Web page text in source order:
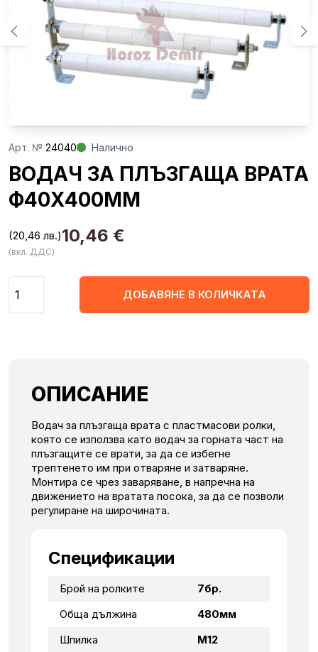
Aрт. № 24040 Налично
ВОДАЧ ЗА ПЛЪЗГАЩА ВРАТА
Ф40Х400ММ
10,46 €
(20,46 лв.)
(вкл. ДДС)
ДОБАВЯНЕ В КОЛИЧКАТА
ОПИСАНИЕ
Водач за плъзгаща врата с пластмасови ролки,
която се използва като водач за горната част на
плъзгащите се врати, за да се избегне
трептенето им при отваряне и затваряне.
Монтира се чрез заваряване, в напречна на
движението на вратата посока, за да се позволи
регулиране на широчината.
Спецификации
Брой на ролките
7бр.
Обща дължина
480мм
Шпилка
М12